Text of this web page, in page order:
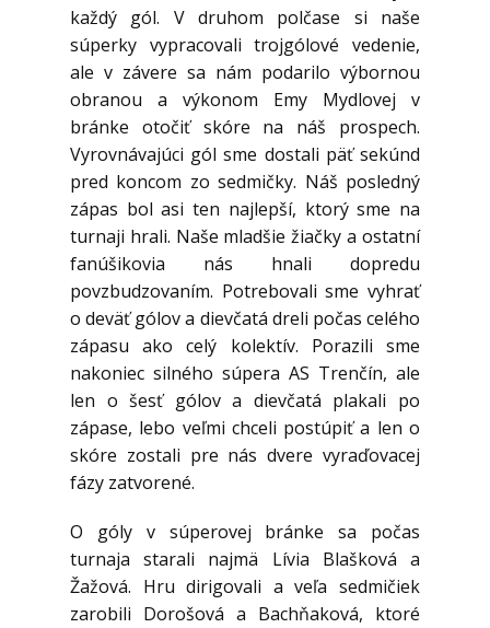
každý gól. V druhom polčase si naše
súperky vypracovali trojgólové vedenie,
ale v závere sa nám podarilo výbornou
obranou a výkonom Emy Mydlovej v
bránke otočiť skóre na náš prospech.
Vyrovnávajúci gól sme dostali päť sekúnd
pred koncom zo sedmičky. Náš posledný
zápas bol asi ten najlepší, ktorý sme na
turnaji hrali. Naše mladšie žiačky a ostatní
fanúšikovia nás hnali dopredu
povzbudzovaním. Potrebovali sme vyhrať
o deväť gólov a dievčatá dreli počas celého
zápasu ako celý kolektív. Porazili sme
nakoniec silného súpera AS Trenčín, ale
len o šesť gólov a dievčatá plakali po
zápase, lebo veľmi chceli postúpiť a len o
skóre zostali pre nás dvere vyraďovacej
fázy zatvorené.
O góly v súperovej bránke sa počas
turnaja starali najmä Lívia Blašková a
Žažová. Hru dirigovali a veľa sedmičiek
zarobili Dorošová a Bachňaková, ktoré